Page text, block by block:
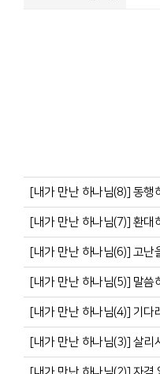
[내가 만난 하나님(8)] 동행
[내가 만난 하나님(7)] 환대
[내가 만난 하나님(6)] 고난
[내가 만난 하나님(5)] 말씀
[내가 만난 하나님(4)] 기다
[내가 만난 하나님(3)] 살리